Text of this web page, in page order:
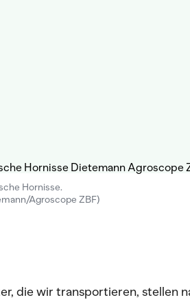
Hornisse.
Agroscope ZBF)
die wir transportieren, stellen